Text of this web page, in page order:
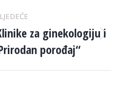
Next
post:
za ginekologiju i
porođaj“